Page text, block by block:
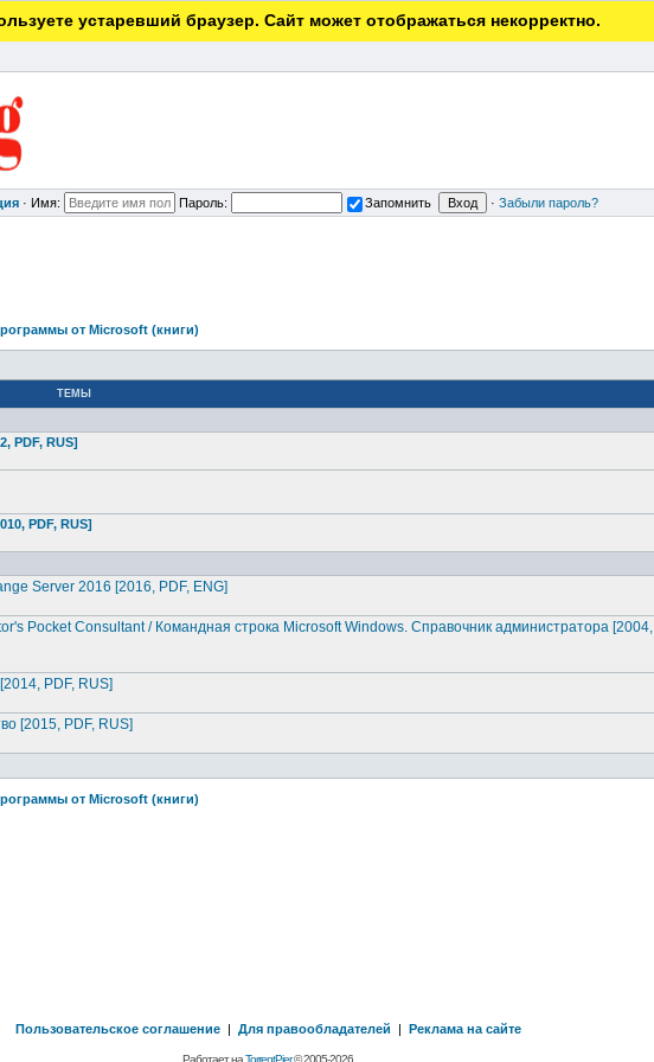
устаревший браузер. Сайт может отображаться некорректно.
· Имя: Пароль: Запомнить · Забыли пароль?
от Microsoft (книги)
ТЕМЫ
PDF, RUS]
PDF, RUS]
Server 2016 [2016, PDF, ENG]
r's Pocket Consultant / Командная строка Microsoft Windows. Справочник администратора [2004,
PDF, RUS]
[2015, PDF, RUS]
от Microsoft (книги)
Пользовательское соглашение | Для правообладателей | Реклама на сайте
Работает наTorrentPier© 2005-2026